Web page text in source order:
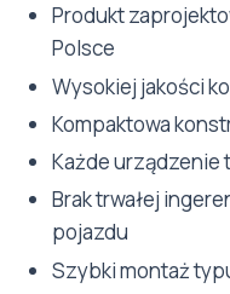
Produkt
Polsce
Wysokiej jakości
Kompaktowa
Każde urządzenie
Brak trwałej
pojazdu
Szybki montaż